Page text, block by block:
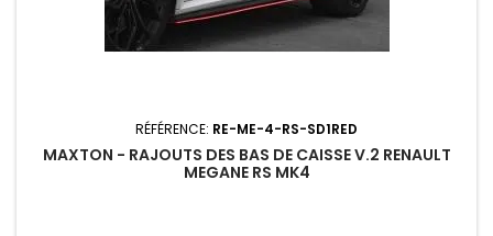
RÉFÉRENCE: RE-ME-4-RS-SD1RED
MAXTON - RAJOUTS DES BAS DE CAISSE V.2 RENAULT
MEGANE RS MK4